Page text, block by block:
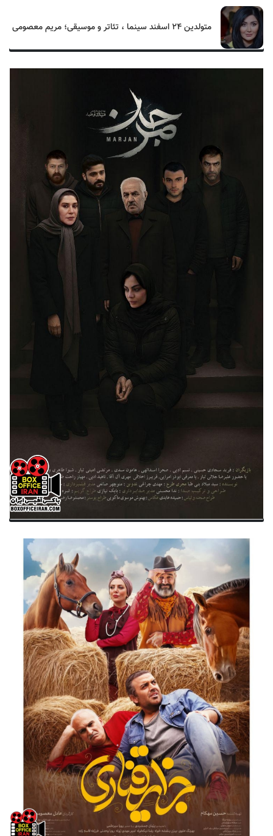
متولدین ۲۴ اسفند سینما ، تئاتر و موسیقی؛ مریم معصومی